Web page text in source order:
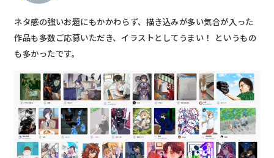
ネタ感の強いお題にもかかわらず、描き込みが多い気合が入った
作品も多数ご応募いただき、イラストとしてうまい！ というもの
も多かったです。